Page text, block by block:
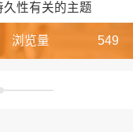
性有关的主题
浏览量 549